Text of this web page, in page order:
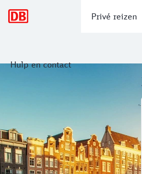
Privé reizen
Hulp en contact
Voordelige tickets |
Voordelige tarieven Europa